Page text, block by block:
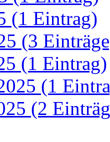
(1 Eintrag)
(3
(1 Eintrag)
(1
(2